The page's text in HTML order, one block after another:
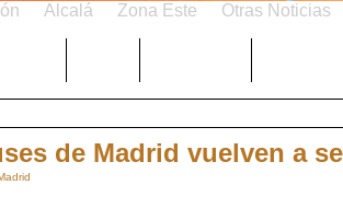
Alcalá Zona Este Otras Noticias
de Madrid vuelven a